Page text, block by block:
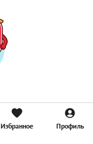
Избранное Профиль